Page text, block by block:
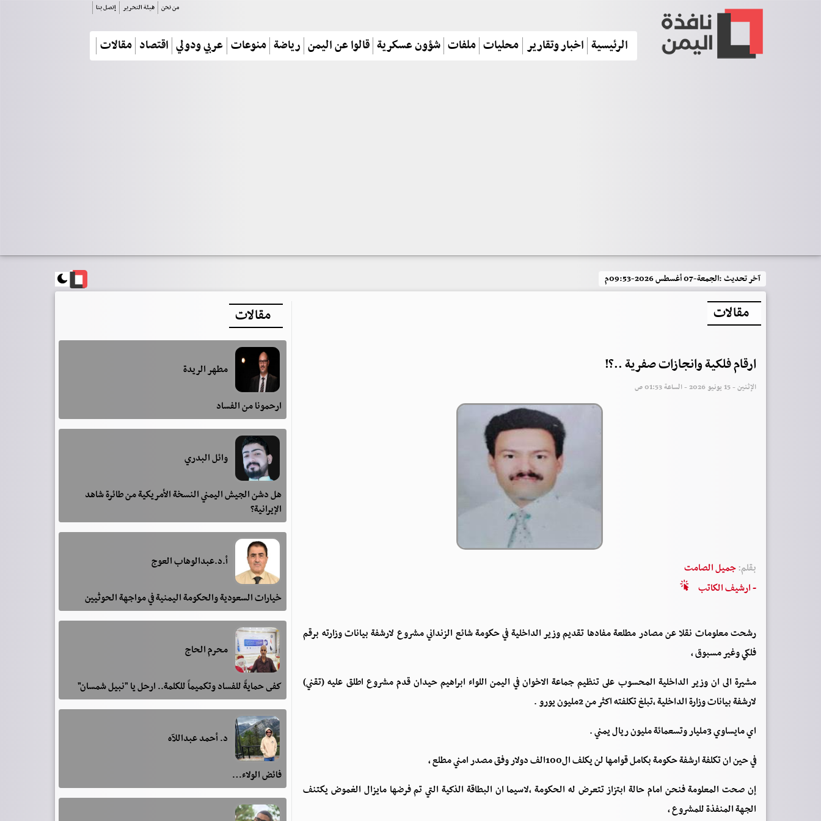
من نحن هيئة التحرير إتصل بنا
الرئيسية اخبار وتقارير محليات ملفات شؤون عسكرية قالوا عن اليمن رياضة منوعات عربي ودولي اقتصاد مقالات
آخر تحديث :الجمعة-07 أغسطس 2026-09:53م
مقالات
ارقام فلكية وانجازات صفرية ..؟!
الإثنين - 15 يونيو 2026 - الساعة 01:53 ص
بقلم:جميل الصامت
- ارشيف الكاتب
رشحت معلومات نقلا عن مصادر مطلعة مفادها تقديم وزير الداخلية في حكومة شائع الزنداني مشروع لارشفة بيانات وزارته برقم
فلكي وغير مسبوق ،
مشيرة الى ان وزير الداخلية المحسوب على تنظيم جماعة الاخوان في اليمن اللواء ابراهيم حيدان قدم مشروع اطلق عليه (تقني)
لارشفة بيانات وزارة الداخلية ،تبلغ تكلفته اكثر من 2مليون يورو .
اي مايساوي 3مليار وتسعمائة مليون ريال يمني .
في حين ان تكلفة ارشفة حكومة بكامل قوامها لن يكلف ال100الف دولار وفق مصدر امني مطلع ،
إن صحت المعلومة فنحن امام حالة ابتزاز تتعرض له الحكومة ،لاسيما ان البطاقة الذكية التي تم فرضها مايزال الغموض يكتنف
الجهة المنفذة للمشروع ،
مقالات
مطهر الريدة
ارحمونا من الفساد
وائل البدري
هل دشن الجيش اليمني النسخة الأمريكية من طائرة شاهد
الإيرانية؟
أ.د.عبدالوهاب العوج
خيارات السعودية والحكومة اليمنية في مواجهة الحوثيين
محرم الحاج
كفى حمايةً للفساد وتكميماً للكلمة.. ارحل يا "نبيل شمسان"
د. أحمد عبداللآه
فائض الولاء…